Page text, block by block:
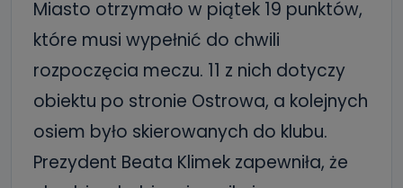
Miasto otrzymało w piątek 19 punktów,
które musi wypełnić do chwili
rozpoczęcia meczu. 11 z nich dotyczy
obiektu po stronie Ostrowa, a kolejnych
osiem było skierowanych do klubu.
Prezydent Beata Klimek zapewniła, że